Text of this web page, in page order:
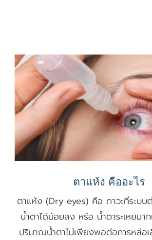
ตาแห้ง คืออะไร
ตาแห้ง (Dry eyes) คือ ภาวะที่ระบบ
น้ำตาได้น้อยลง หรือ น้ำตาระเหยมาก
ปริมาณน้ำตาไม่เพียงพอต่อการหล่อ